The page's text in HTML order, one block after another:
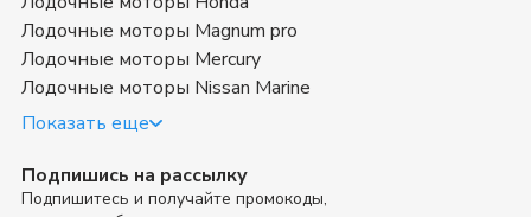
Лодочные моторы Magnum pro
Лодочные моторы Mercury
Лодочные моторы Nissan Marine
Показать еще
Подпишись на рассылку
Подпишитесь и получайте промокоды,